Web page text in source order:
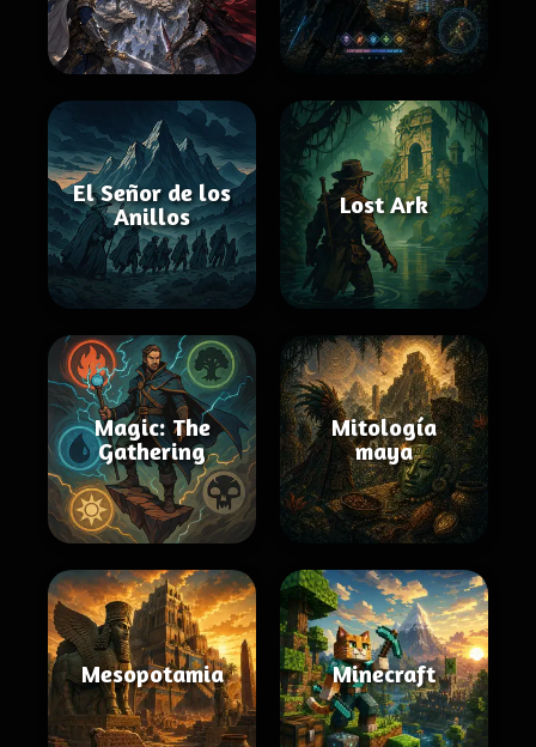
El Señor de los
Anillos
Lost Ark
Magic: The
Gathering
Mitología
maya
Mesopotamia Minecraft